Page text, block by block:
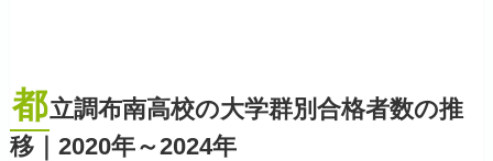
都立調布南高校の大学群別合格者数の推
移｜2020年～2024年